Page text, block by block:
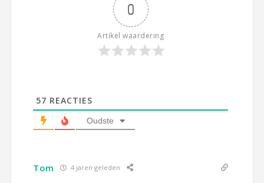
0
Artikel waardering
57 REACTIES
Oudste
Tom 4 jaren geleden